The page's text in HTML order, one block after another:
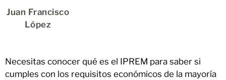
Juan Francisco
López
Necesitas conocer qué es el IPREM para saber si
cumples con los requisitos económicos de la mayoría